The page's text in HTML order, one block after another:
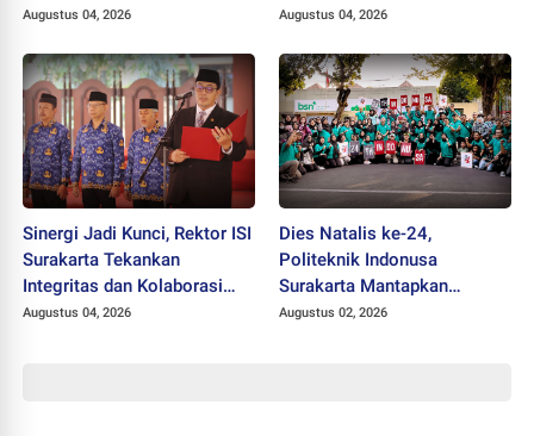
Dikukuhkan sebagai
Augustus 04, 2026 Augustus 04, 2026
Sinergi Jadi Kunci, Rektor ISI
Surakarta Tekankan
Integritas dan Kolaborasi
pada Pejabat Baru
Augustus 04, 2026
Dies Natalis ke-24,
Politeknik Indonusa
Surakarta Mantapkan
Langkah Bertransformasi
Augustus 02, 2026